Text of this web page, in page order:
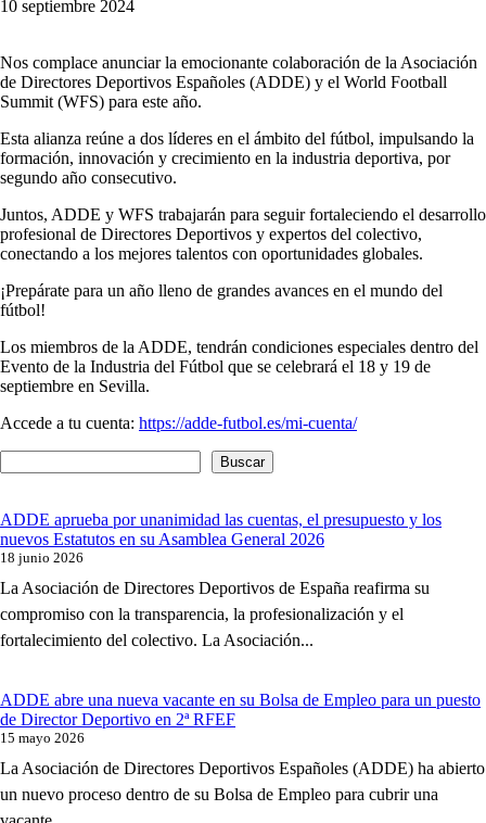
10 septiembre 2024
Nos complace anunciar la emocionante colaboración de la Asociación
de Directores Deportivos Españoles (ADDE) y el World Football
Summit (WFS) para este año.
Esta alianza reúne a dos líderes en el ámbito del fútbol, impulsando la
formación, innovación y crecimiento en la industria deportiva, por
segundo año consecutivo.
Juntos, ADDE y WFS trabajarán para seguir fortaleciendo el desarrollo
profesional de Directores Deportivos y expertos del colectivo,
conectando a los mejores talentos con oportunidades globales.
¡Prepárate para un año lleno de grandes avances en el mundo del
fútbol!
Los miembros de la ADDE, tendrán condiciones especiales dentro del
Evento de la Industria del Fútbol que se celebrará el 18 y 19 de
septiembre en Sevilla.
Accede a tu cuenta: https://adde-futbol.es/mi-cuenta/
Buscar
ADDE aprueba por unanimidad las cuentas, el presupuesto y los
nuevos Estatutos en su Asamblea General 2026
18 junio 2026
La Asociación de Directores Deportivos de España reafirma su
compromiso con la transparencia, la profesionalización y el
fortalecimiento del colectivo. La Asociación...
ADDE abre una nueva vacante en su Bolsa de Empleo para un puesto
de Director Deportivo en 2ª RFEF
15 mayo 2026
La Asociación de Directores Deportivos Españoles (ADDE) ha abierto
un nuevo proceso dentro de su Bolsa de Empleo para cubrir una